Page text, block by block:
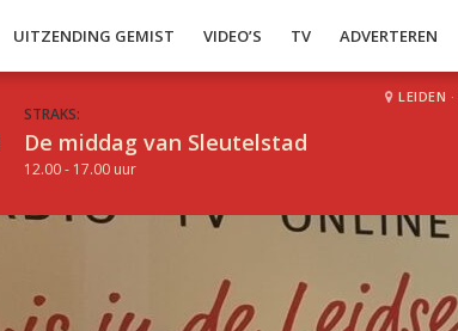
UITZENDING GEMIST VIDEO’S TV ADVERTEREN
STRAKS:
De middag van Sleutelstad
12.00 - 17.00 uur
LEIDEN ·